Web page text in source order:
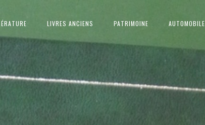
LIVRES ANCIENS PATRIMOINE AUTOMOBILE